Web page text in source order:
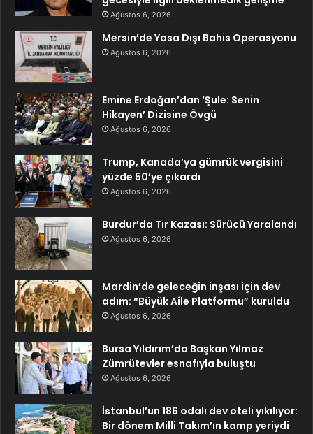
Ağustos 6, 2026
Mersin’de Yasa Dışı Bahis Operasyonu
Ağustos 6, 2026
Emine Erdoğan’dan ‘Şule: Senin
Hikayen’ Dizisine Övgü
Ağustos 6, 2026
Trump, Kanada’ya gümrük vergisini
yüzde 50’ye çıkardı
Ağustos 6, 2026
Burdur’da Tır Kazası: Sürücü Yaralandı
Ağustos 6, 2026
Mardin’de geleceğin inşası için dev
adım: “Büyük Aile Platformu” kuruldu
Ağustos 6, 2026
Bursa Yıldırım’da Başkan Yılmaz
Zümrütevler esnafıyla buluştu
Ağustos 6, 2026
İstanbul’un 186 odalı dev oteli yıkılıyor:
Bir dönem Milli Takım’ın kamp yeriydi